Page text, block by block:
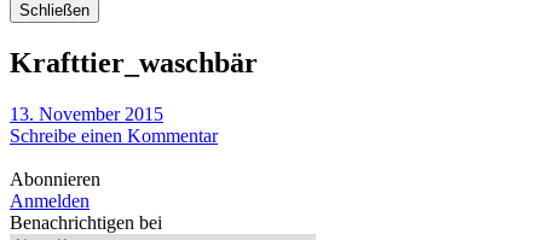
Schließen
Krafttier_waschbär
13. November 2015
Schreibe einen Kommentar
Abonnieren
Anmelden
Benachrichtigen bei